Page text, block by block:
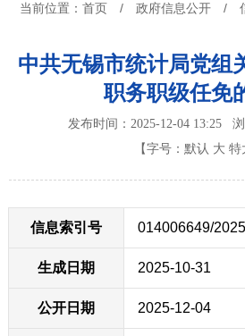
当前位置： 首页 / 政府信息公开 /
中共无锡市统计局党组
职务职级任免
发布时间：2025-12-04 13:25
【字号： 默认 大 特
信息索引号 014006649/
生成日期 2025-10-31
公开日期 2025-12-04